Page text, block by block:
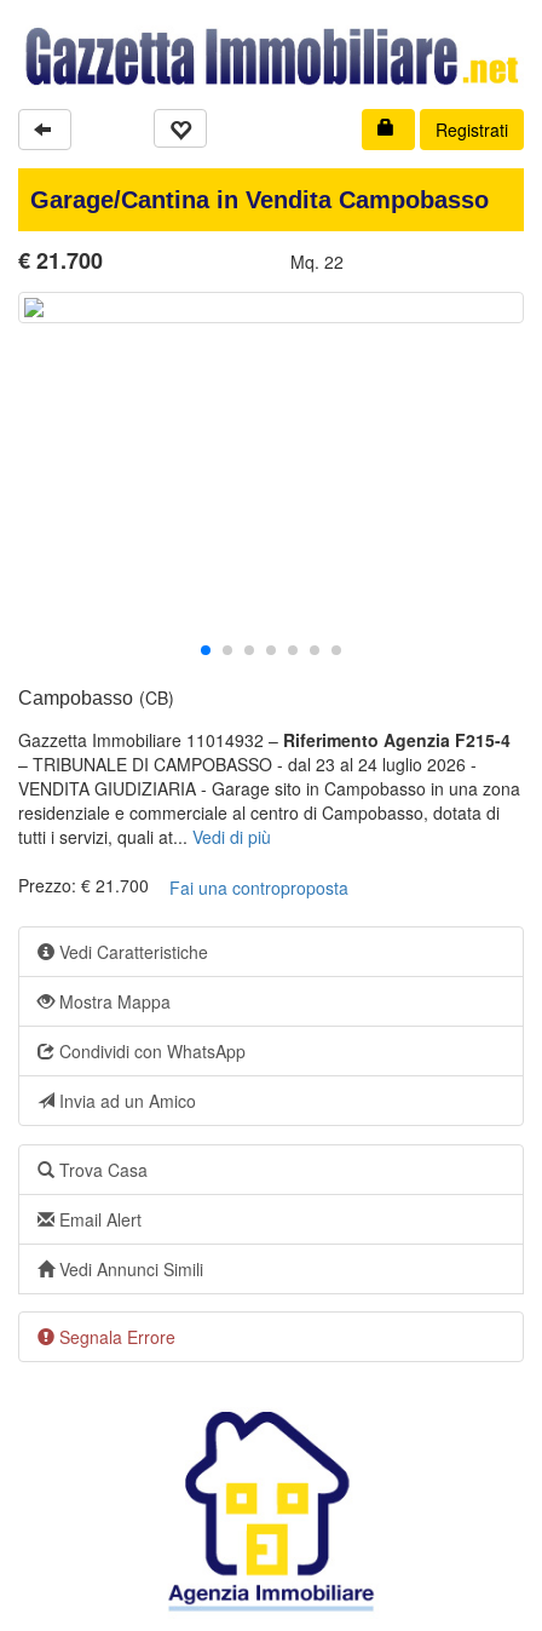
Registrati
Garage/Cantina in Vendita Campobasso
€21.700 Mq. 22
Campobasso (CB)
Gazzetta Immobiliare 11014932 – Riferimento Agenzia F215-4
– TRIBUNALE DI CAMPOBASSO - dal 23 al 24 luglio 2026 -
VENDITA GIUDIZIARIA - Garage sito in Campobasso in una zona
residenziale e commerciale al centro di Campobasso, dotata di
tutti i servizi, quali at... Vedi di più
Prezzo: € 21.700
Fai una controproposta
Vedi Caratteristiche
Mostra Mappa
Condividi con WhatsApp
Invia ad un Amico
Trova Casa
Email Alert
Vedi Annunci Simili
Segnala Errore